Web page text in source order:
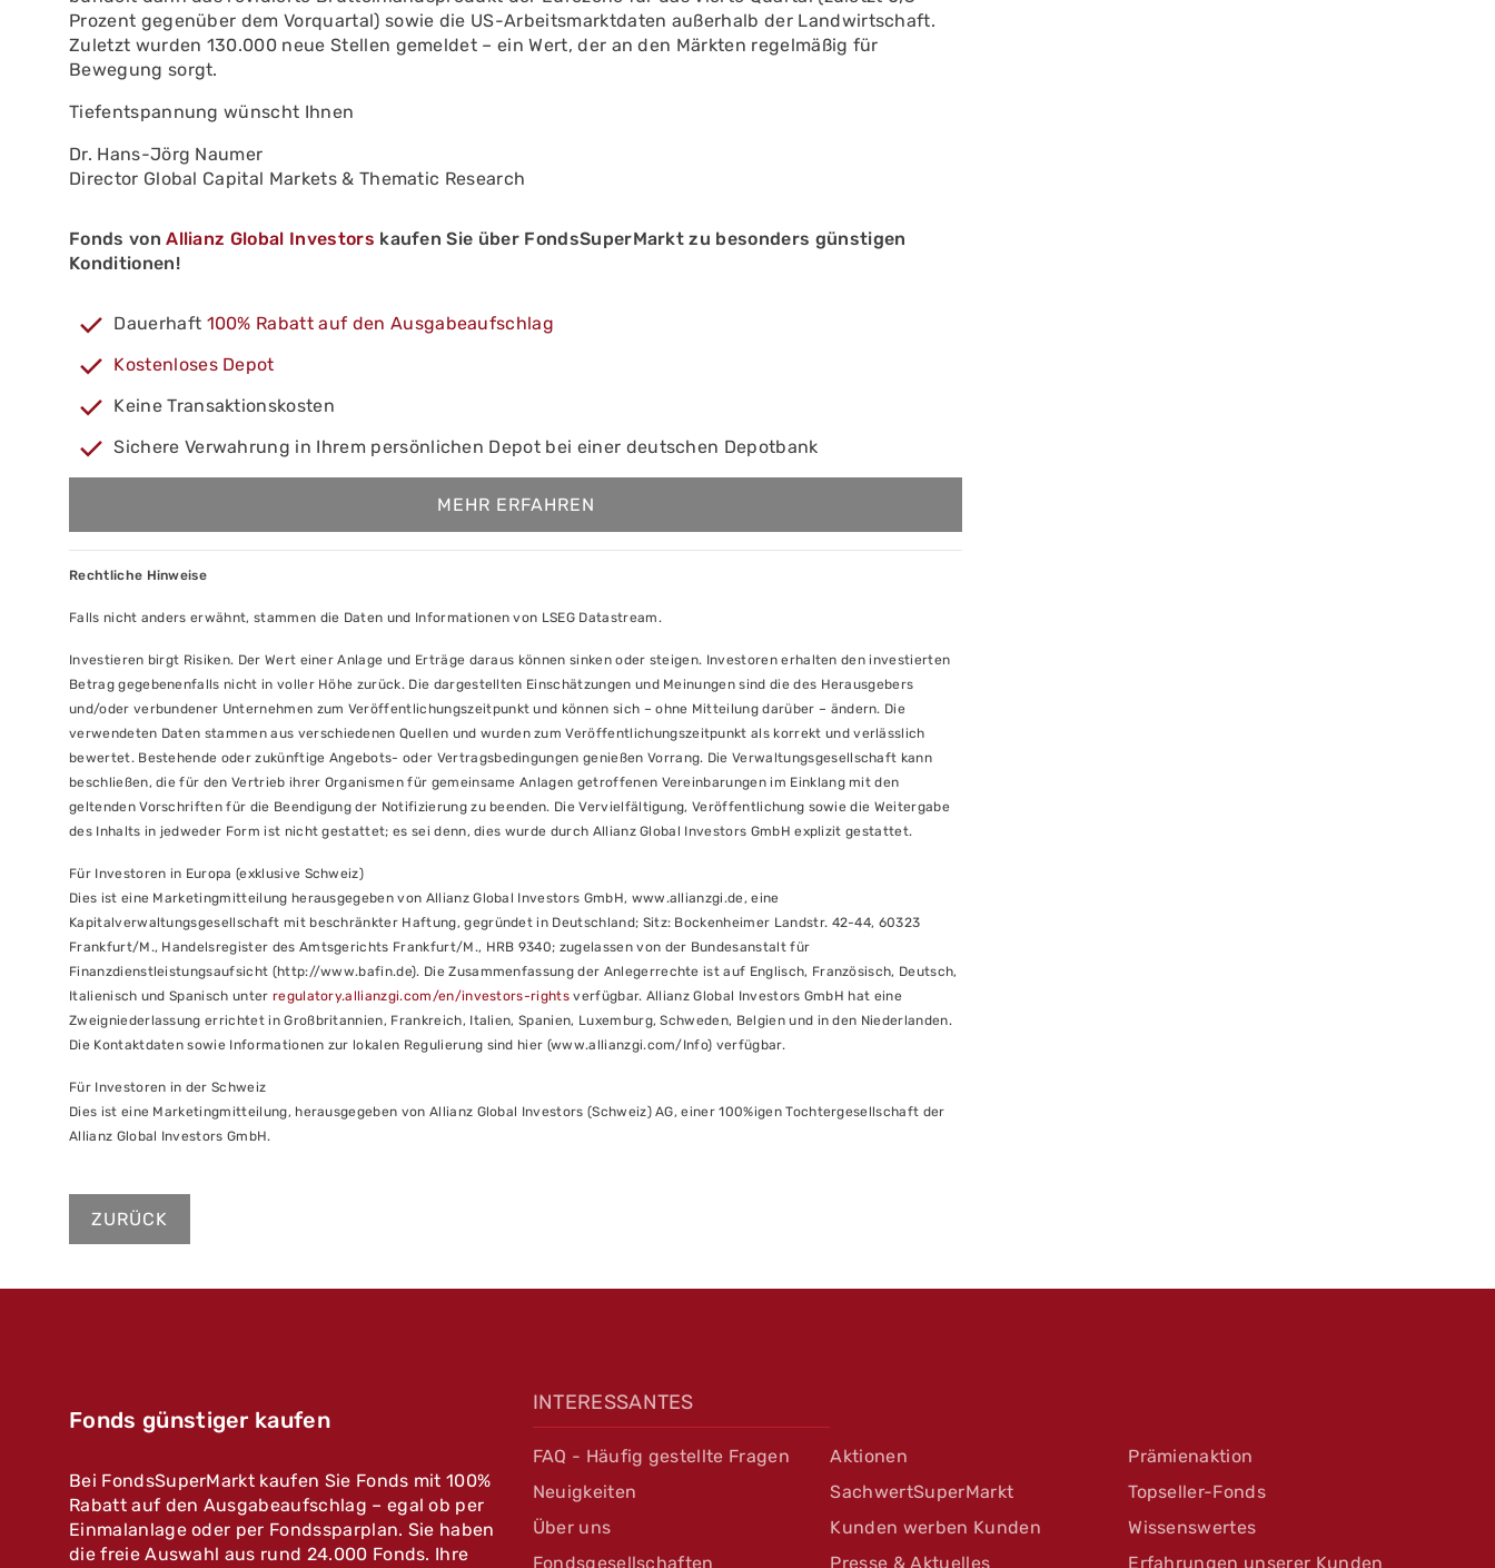
Prozent gegenüber dem Vorquartal) sowie die US-Arbeitsmarktdaten außerhalb der Landwirtschaft.
Zuletzt wurden 130.000 neue Stellen gemeldet – ein Wert, der an den Märkten regelmäßig für
Bewegung sorgt.
Tiefentspannung wünscht Ihnen
Dr. Hans-Jörg Naumer
Director Global Capital Markets & Thematic Research
Fonds vonAllianz Global Investors kaufen Sie über FondsSuperMarkt zu besonders günstigen
Konditionen!
Dauerhaft 100% Rabatt auf den Ausgabeaufschlag
Kostenloses Depot
Keine Transaktionskosten
Sichere Verwahrung in Ihrem persönlichen Depot bei einer deutschen Depotbank
MEHR ERFAHREN
Rechtliche Hinweise
Falls nicht anders erwähnt, stammen die Daten und Informationen von LSEG Datastream.
Investieren birgt Risiken. Der Wert einer Anlage und Erträge daraus können sinken oder steigen. Investoren erhalten den investierten
Betrag gegebenenfalls nicht in voller Höhe zurück. Die dargestellten Einschätzungen und Meinungen sind die des Herausgebers
und/oder verbundener Unternehmen zum Veröffentlichungszeitpunkt und können sich – ohne Mitteilung darüber – ändern. Die
verwendeten Daten stammen aus verschiedenen Quellen und wurden zum Veröffentlichungszeitpunkt als korrekt und verlässlich
bewertet. Bestehende oder zukünftige Angebots- oder Vertragsbedingungen genießen Vorrang. Die Verwaltungsgesellschaft kann
beschließen, die für den Vertrieb ihrer Organismen für gemeinsame Anlagen getroffenen Vereinbarungen im Einklang mit den
geltenden Vorschriften für die Beendigung der Notifizierung zu beenden. Die Vervielfältigung, Veröffentlichung sowie die Weitergabe
des Inhalts in jedweder Form ist nicht gestattet; es sei denn, dies wurde durch Allianz Global Investors GmbH explizit gestattet.
Für Investoren in Europa (exklusive Schweiz)
Dies ist eine Marketingmitteilung herausgegeben von Allianz Global Investors GmbH, www.allianzgi.de, eine
Kapitalverwaltungsgesellschaft mit beschränkter Haftung, gegründet in Deutschland; Sitz: Bockenheimer Landstr. 42-44, 60323
Frankfurt/M., Handelsregister des Amtsgerichts Frankfurt/M., HRB 9340; zugelassen von der Bundesanstalt für
Finanzdienstleistungsaufsicht (http://www.bafin.de). Die Zusammenfassung der Anlegerrechte ist auf Englisch, Französisch, Deutsch,
Italienisch und Spanisch unter regulatory.allianzgi.com/en/investors-rights verfügbar. Allianz Global Investors GmbH hat eine
Zweigniederlassung errichtet in Großbritannien, Frankreich, Italien, Spanien, Luxemburg, Schweden, Belgien und in den Niederlanden.
Die Kontaktdaten sowie Informationen zur lokalen Regulierung sind hier (www.allianzgi.com/Info) verfügbar.
Für Investoren in der Schweiz
Dies ist eine Marketingmitteilung, herausgegeben von Allianz Global Investors (Schweiz) AG, einer 100%igen Tochtergesellschaft der
Allianz Global Investors GmbH.
ZURÜCK
Fonds günstiger kaufen
Bei FondsSuperMarkt kaufen Sie Fonds mit 100%
Rabatt auf den Ausgabeaufschlag – egal ob per
Einmalanlage oder per Fondssparplan. Sie haben
die freie Auswahl aus rund 24.000 Fonds. Ihre
INTERESSANTES
FAQ - Häufig gestellte Fragen Aktionen
Prämienaktion
Neuigkeiten
SachwertSuperMarkt
Topseller-Fonds
Über uns
Kunden werben Kunden
Wissenswertes
Fondsgesellschaften
Presse & Aktuelles Erfahrungen unserer Kunden